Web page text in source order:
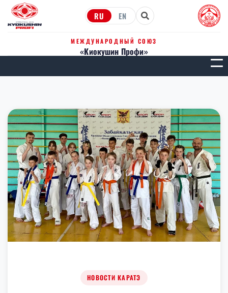
RU EN
МЕЖДУНАРОДНЫЙ СОЮЗ
«Киокушин Профи»
НОВОСТИ КАРАТЭ